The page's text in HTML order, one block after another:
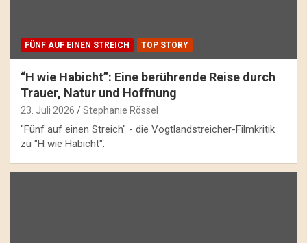
FÜNF AUF EINEN STREICH TOP STORY
“H wie Habicht”: Eine berührende Reise durch
Trauer, Natur und Hoffnung
23. Juli 2026 Stephanie Rössel
"Fünf auf einen Streich" - die Vogtlandstreicher-Filmkritik
zu "H wie Habicht".